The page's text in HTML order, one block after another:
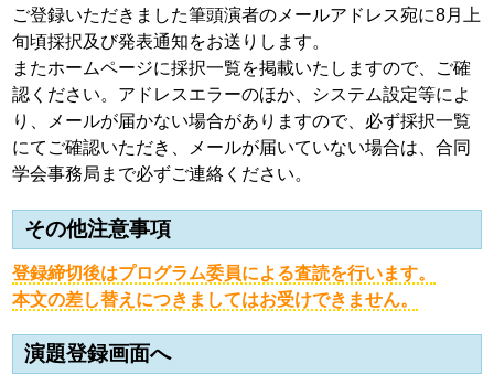
ご登録いただきました筆頭演者のメールアドレス宛に8月上
旬頃採択及び発表通知をお送りします。
またホームページに採択一覧を掲載いたしますので、ご確
認ください。アドレスエラーのほか、システム設定等によ
り、メールが届かない場合がありますので、必ず採択一覧
にてご確認いただき、メールが届いていない場合は、合同
学会事務局まで必ずご連絡ください。
その他注意事項
登録締切後はプログラム委員による査読を行います。
本文の差し替えにつきましてはお受けできません。
演題登録画面へ